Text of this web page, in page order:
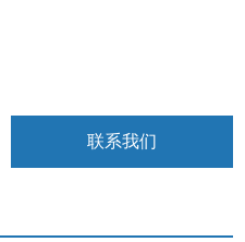
联系我们